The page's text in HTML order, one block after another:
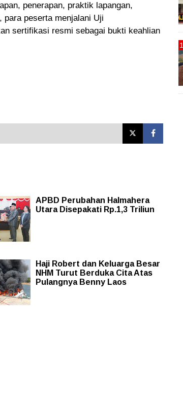
penerapan, praktik lapangan,
para peserta menjalani Uji
sertifikasi resmi sebagai bukti keahlian
APBD Perubahan Halmahera
Utara Disepakati Rp.1,3 Triliun
Haji Robert dan Keluarga Besar
NHM Turut Berduka Cita Atas
Pulangnya Benny Laos